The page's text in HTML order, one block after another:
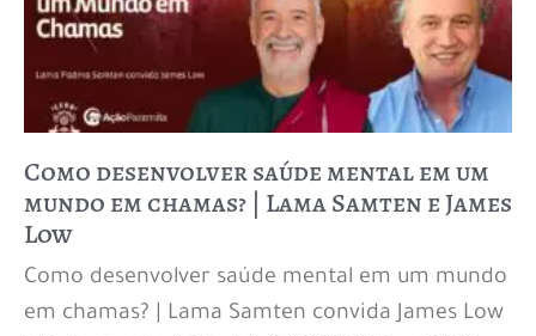
Como desenvolver saúde mental em um
mundo em chamas? | Lama Samten e James
Low
Como desenvolver saúde mental em um mundo
em chamas? | Lama Samten convida James Low